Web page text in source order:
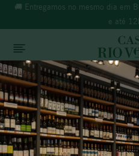
🚚 Entregamos no mesmo dia em
e até
O que você está buscando?
Vinhos Tinto
1
2